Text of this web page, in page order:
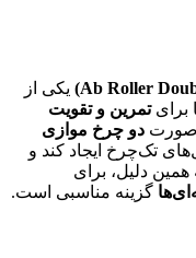
یکی از
برایتمرین و تقویت
صورت دو چرخ موازی
تک‌چرخ ایجاد کند و
دلیل، برای
گزینه مناسبی است.